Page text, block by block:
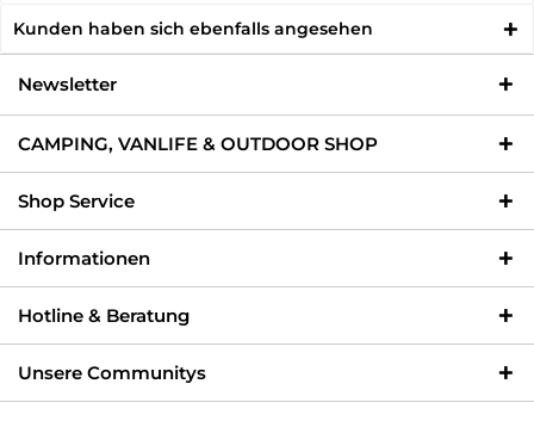
Kunden haben sich ebenfalls angesehen
Newsletter
CAMPING, VANLIFE & OUTDOOR SHOP
Shop Service
Informationen
Hotline & Beratung
Unsere Communitys